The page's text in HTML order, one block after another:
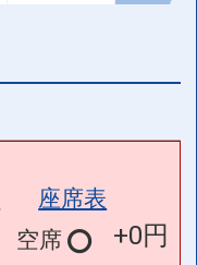
座席表
空席
+0円